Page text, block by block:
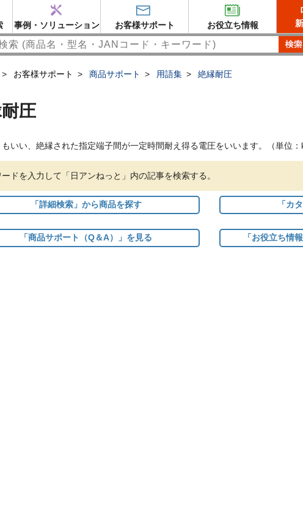
事例・ソリューション お客様サポート お役立ち情報
> お客様サポート > 商品サポート > 用語集 > 絶縁耐圧
圧
いい、絶縁された指定端子間が一定時間耐え得る電圧をいいます。（単位：
ドを入力して「日アンねっと」内の記事を検索する。